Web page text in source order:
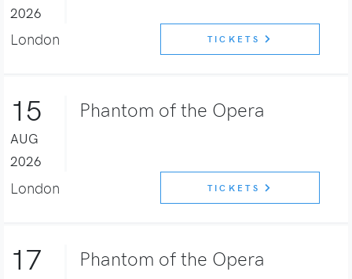
2026
London TICKETS
15
AUG
2026
Phantom of the Opera
London TICKETS
17 Phantom of the Opera